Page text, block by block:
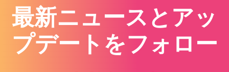
最新ニュースとアッ
プデートをフォロー